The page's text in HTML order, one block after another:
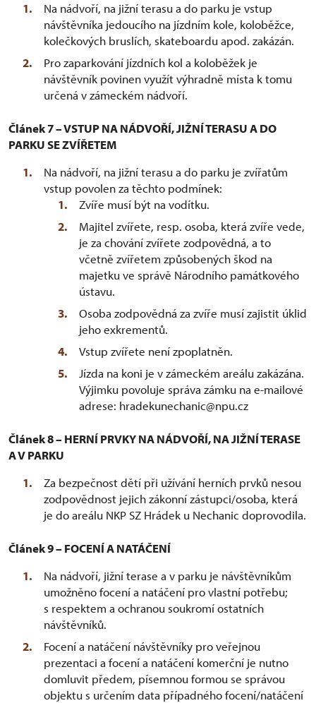
Na nádvoří, na jižní terasu a do parku je vstup
návštěvníka jedoucího na jízdním kole, koloběžce,
kolečkových bruslích, skateboardu apod. zakázán.
Pro zaparkování jízdních kol a koloběžek je
návštěvník povinen využít výhradně místa k tomu
určená v zámeckém nádvoří.
Článek 7 – VSTUP NA NÁDVOŘÍ, JIŽNÍ TERASU A DO
PARKU SE ZVÍŘETEM
Na nádvoří, na jižní terasu a do parku je zvířatům
vstup povolen za těchto podmínek:
Zvíře musí být na vodítku.
Majitel zvířete, resp. osoba, která zvíře vede,
je za chování zvířete zodpovědná, a to
včetně zvířetem způsobených škod na
majetku ve správě Národního památkového
ústavu.
Osoba zodpovědná za zvíře musí zajistit úklid
jeho exkrementů.
Vstup zvířete není zpoplatněn.
Jízda na koni je v zámeckém areálu zakázána.
Výjimku povoluje správa zámku na e-mailové
adrese: hradekunechanic@npu.cz
Článek 8 – HERNÍ PRVKY NA NÁDVOŘÍ, NA JIŽNÍ TERASE
A V PARKU
Za bezpečnost dětí při užívání herních prvků nesou
zodpovědnost jejich zákonní zástupci/osoba, která
je do areálu NKP SZ Hrádek u Nechanic doprovodila.
Článek 9 – FOCENÍ A NATÁČENÍ
Na nádvoří, jižní terase a v parku je návštěvníkům
umožněno focení a natáčení pro vlastní potřebu;
s respektem a ochranou soukromí ostatních
návštěvníků.
Focení a natáčení návštěvníky pro veřejnou
prezentaci a focení a natáčení komerční je nutno
domluvit předem, písemnou formou se správou
objektu s určením data případného focení/natáčení